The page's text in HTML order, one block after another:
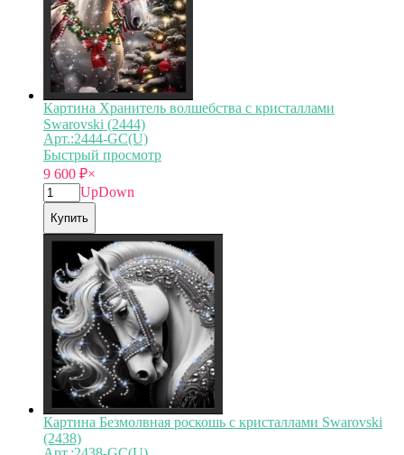
Картина Хранитель волшебства с кристаллами
Swarovski (2444)
Арт.:2444-GC(U)
Быстрый просмотр
9 600 ₽×
UpDown
Купить
Картина Безмолвная роскошь с кристаллами Swarovski
(2438)